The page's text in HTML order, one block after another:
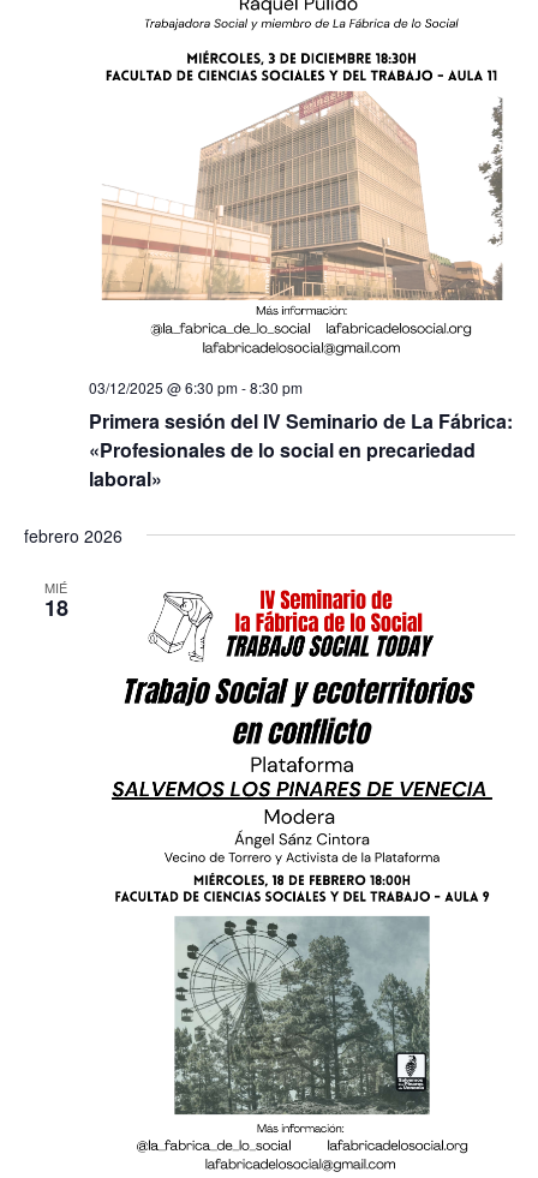
03/12/2025 @ 6:30 pm-8:30 pm
Primera sesión del IV Seminario de La Fábrica:
«Profesionales de lo social en precariedad
laboral»
febrero 2026
MIÉ
18